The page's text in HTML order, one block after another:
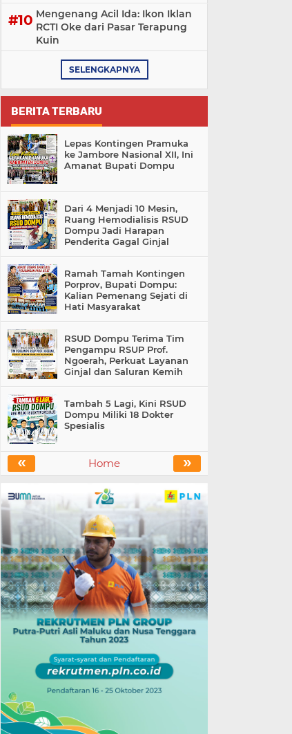
Mengenang Acil Ida: Ikon Iklan
RCTI Oke dari Pasar Terapung
Kuin
SELENGKAPNYA
BERITA TERBARU
Lepas Kontingen Pramuka
ke Jambore Nasional XII, Ini
Amanat Bupati Dompu
Dari 4 Menjadi 10 Mesin,
Ruang Hemodialisis RSUD
Dompu Jadi Harapan
Penderita Gagal Ginjal
Ramah Tamah Kontingen
Porprov, Bupati Dompu:
Kalian Pemenang Sejati di
Hati Masyarakat
RSUD Dompu Terima Tim
Pengampu RSUP Prof.
Ngoerah, Perkuat Layanan
Ginjal dan Saluran Kemih
Tambah 5 Lagi, Kini RSUD
Dompu Miliki 18 Dokter
Spesialis
« »
Home